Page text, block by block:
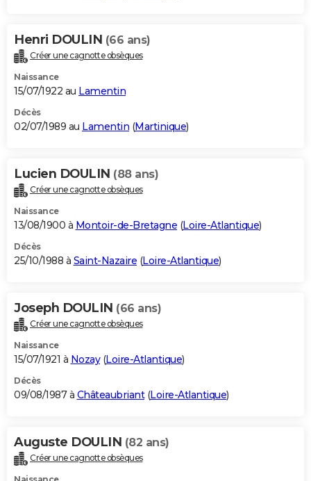
Henri DOULIN (66 ans)
Créer une cagnotte obsèques
Naissance
15/07/1922 au Lamentin
Décès
02/07/1989 au Lamentin (Martinique)
Lucien DOULIN (88 ans)
Créer une cagnotte obsèques
Naissance
13/08/1900 à Montoir-de-Bretagne (Loire-Atlantique)
Décès
25/10/1988 à Saint-Nazaire (Loire-Atlantique)
Joseph DOULIN (66 ans)
Créer une cagnotte obsèques
Naissance
15/07/1921 à Nozay(Loire-Atlantique)
Décès
09/08/1987 à Châteaubriant(Loire-Atlantique)
Auguste DOULIN (82 ans)
Créer une cagnotte obsèques